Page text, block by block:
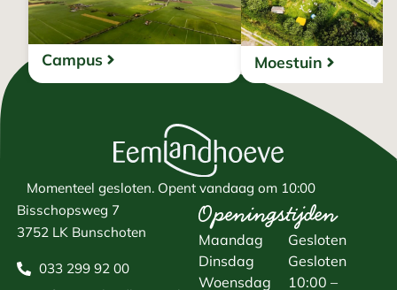
Campus Moestuin
Momenteel gesloten. Opent vandaag om 10:00
Bisschopsweg 7
3752 LK Bunschoten
033 299 92 00
Openingstijden
Maandag
Gesloten
Dinsdag
Gesloten
Woensdag
10:00 –